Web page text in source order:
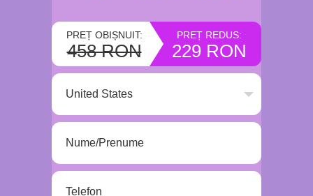
PREȚ OBIȘNUIT:
458 RON
PREȚ REDUS:
229 RON